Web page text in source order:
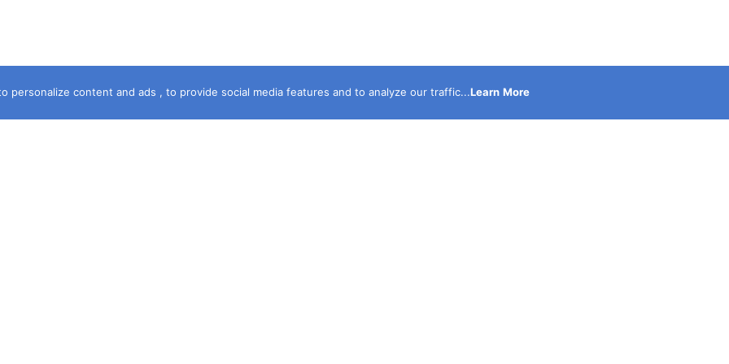
personalize content and ads , to provide social media features and to analyze our traffic...Learn More